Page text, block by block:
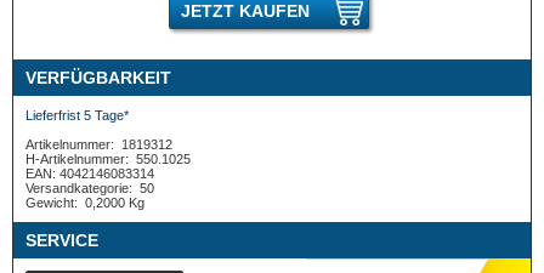
JETZT KAUFEN
VERFÜGBARKEIT
Lieferfrist 5 Tage*
Artikelnummer:
1819312
H-Artikelnummer: 550.1025
EAN: 4042146083314
Versandkategorie: 50
Gewicht: 0,2000 Kg
SERVICE